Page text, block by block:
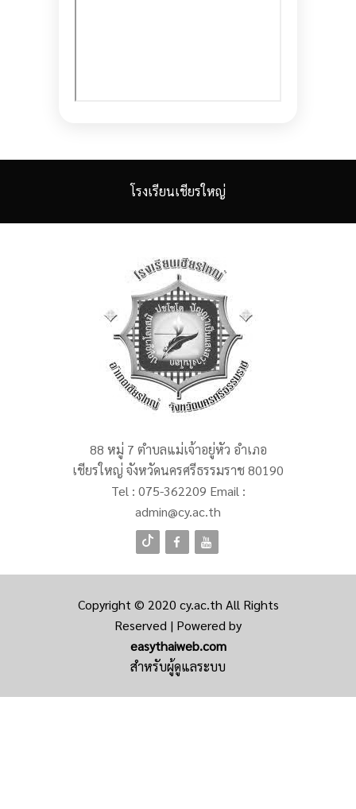
โรงเรียนเชียรใหญ่
88 หมู่ 7 ตำบลแม่เจ้าอยู่หัว อำเภอ
เชียรใหญ่ จังหวัดนครศรีธรรมราช 80190
Tel : 075-362209 Email :
admin@cy.ac.th
Copyright © 2020 cy.ac.th All Rights
Reserved | Powered by
easythaiweb.com
สำหรับผู้ดูแลระบบ